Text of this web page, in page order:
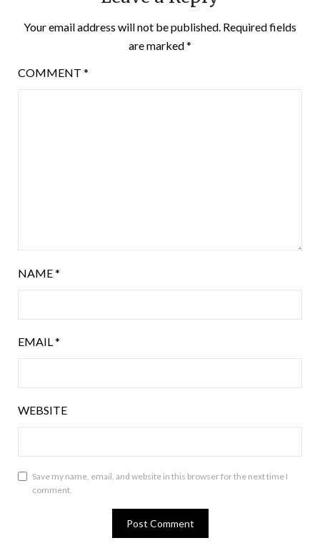
Your email address will not be published. Required fields
are marked*
COMMENT *
NAME*
EMAIL*
WEBSITE
Save my name, email, and website in this browser for the next time I
comment.